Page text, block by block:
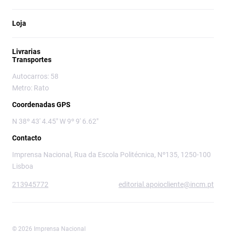
Loja
Livrarias
Transportes
Autocarros: 58
Metro: Rato
Coordenadas GPS
N 38º 43' 4.45" W 9º 9' 6.62"
Contacto
Imprensa Nacional, Rua da Escola Politécnica, Nº135, 1250-100
Lisboa
213945772 editorial.apoiocliente@incm.pt
© 2026 Imprensa Nacional